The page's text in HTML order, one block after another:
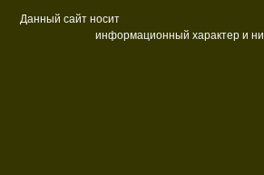
Данный сайт носит
информационный характер и